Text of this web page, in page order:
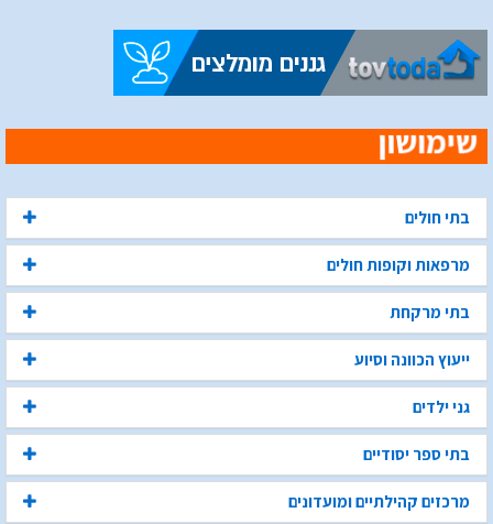
בתי חולים
מרפאות וקופות חולים
בתי מרקחת
ייעוץ הכוונה וסיוע
גני ילדים
בתי ספר יסודיים
מרכזים קהילתיים ומועדונים